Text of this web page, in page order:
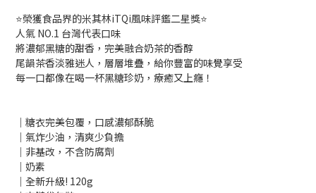
⭐榮獲食品界的米其林iTQi風味評鑑二星獎⭐
人氣 NO.1 台灣代表口味
將濃郁黑糖的甜香，完美融合奶茶的香醇
尾韻茶香淡雅迷人，層層堆疊，給你豐富的味覺享受
每一口都像在喝一杯黑糖珍奶，療癒又上癮！
｜糖衣完美包覆，口感濃郁酥脆
｜氣炸少油，清爽少負擔
｜非基改，不含防腐劑
｜奶素
｜全新升級! 120g